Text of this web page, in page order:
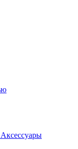
Аксессуары